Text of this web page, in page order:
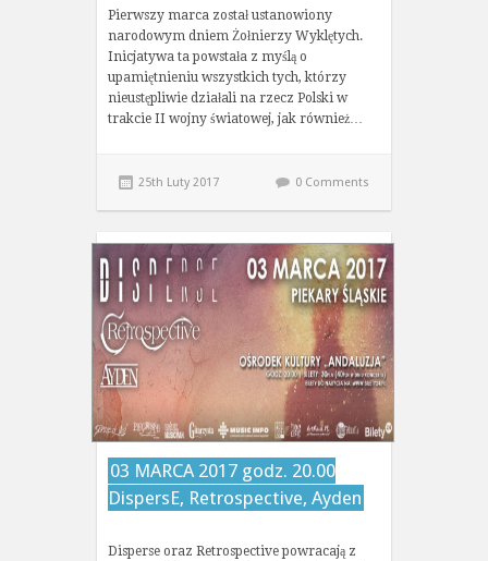
Pierwszy marca został ustanowiony
narodowym dniem Żołnierzy Wyklętych.
Inicjatywa ta powstała z myślą o
upamiętnieniu wszystkich tych, którzy
nieustępliwie działali na rzecz Polski w
trakcie II wojny światowej, jak również…
25th Luty 2017 0 Comments
03 MARCA 2017 godz. 20.00
DispersE, Retrospective, Ayden
Disperse oraz Retrospective powracają z